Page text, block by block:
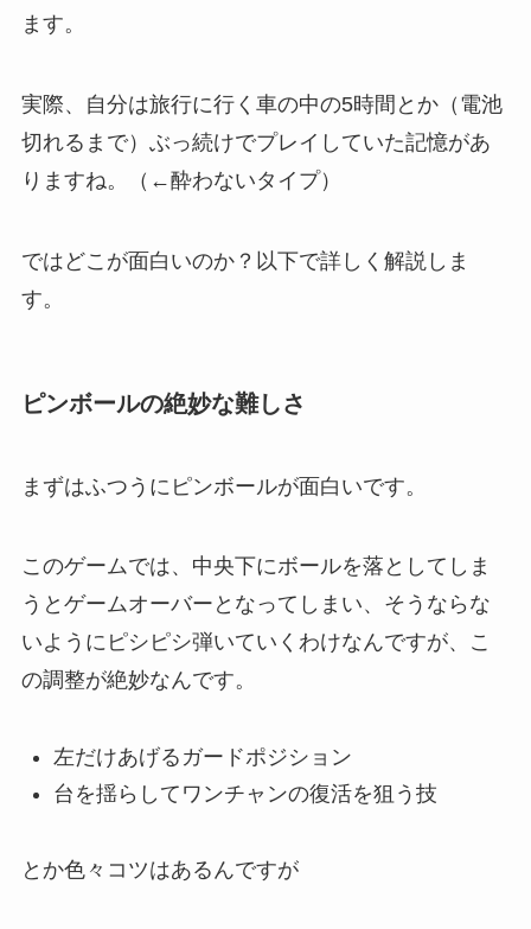
ます。
実際、自分は旅行に行く車の中の5時間とか（電池
切れるまで）ぶっ続けでプレイしていた記憶があ
りますね。（←酔わないタイプ）
ではどこが面白いのか？以下で詳しく解説しま
す。
ピンボールの絶妙な難しさ
まずはふつうにピンボールが面白いです。
このゲームでは、中央下にボールを落としてしま
うとゲームオーバーとなってしまい、そうならな
いようにピシピシ弾いていくわけなんですが、こ
の調整が絶妙なんです。
左だけあげるガードポジション
台を揺らしてワンチャンの復活を狙う技
とか色々コツはあるんですが